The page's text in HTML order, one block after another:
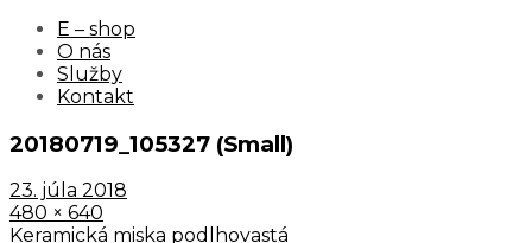
E – shop
O nás
Služby
Kontakt
20180719_105327 (Small)
23. júla 2018
480 × 640
Keramická miska podlhovastá